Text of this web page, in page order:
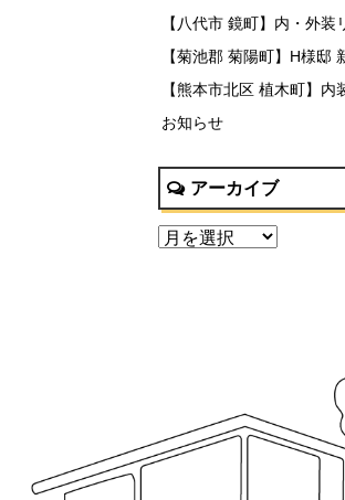
【八代市 鏡町】内・外装
【菊池郡 菊陽町】H様邸
【熊本市北区 植木町】内
お知らせ
アーカイブ